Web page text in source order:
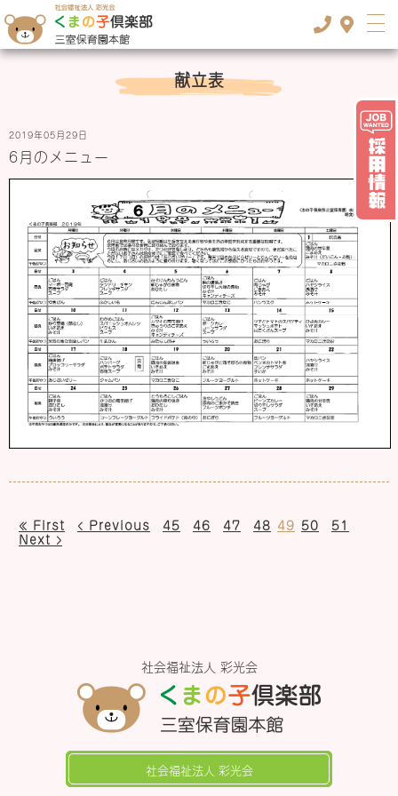
TOP 献立表
献立表
2019年05月29日
6月のメニュー
« First ‹ Previous 45 46 47 48 49 50
51
Next ›
社会福祉法人 彩光会
社会福祉法人 彩光会